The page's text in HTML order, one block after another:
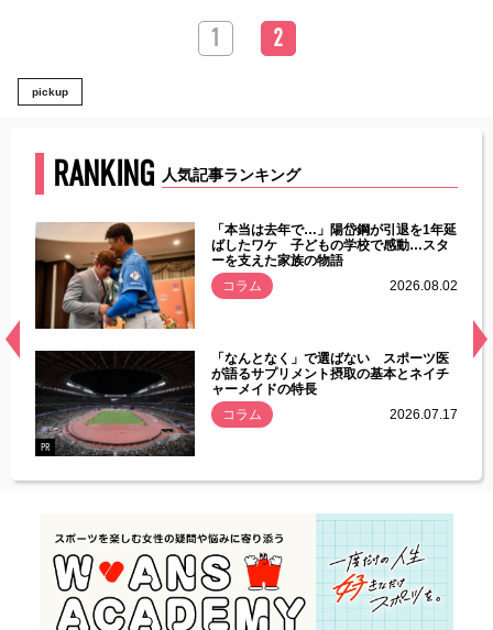
1 2
pickup
RANKING 人気記事ランキング
常
「本当は去年で…」陽岱鋼が引退を1年延
ばしたワケ 子どもの学校で感動…スタ
ーを支えた家族の物語
コラム
2026.08.02
PR
「なんとなく」で選ばない スポーツ医
が語るサプリメント摂取の基本とネイチ
ャーメイドの特長
コラム
2026.07.17